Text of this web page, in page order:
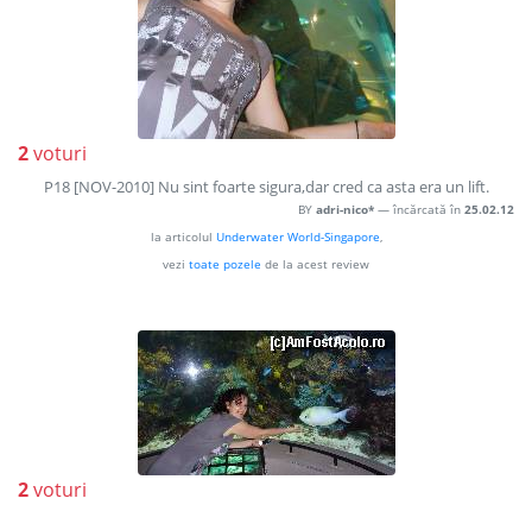
2voturi
P18 [NOV-2010] Nu sint foarte sigura,dar cred ca asta era un lift.
BY adri-nico* — încărcată în 25.02.12
la articolul Underwater World-Singapore,
vezi toate pozele de la acest review
2voturi